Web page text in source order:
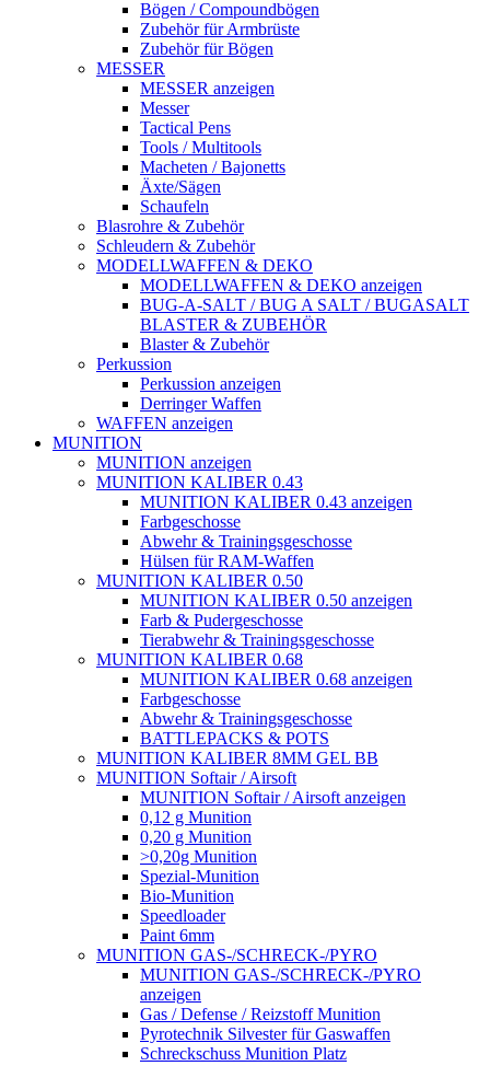
Bögen / Compoundbögen
Zubehör für Armbrüste
Zubehör für Bögen
MESSER
MESSER anzeigen
Messer
Tactical Pens
Tools / Multitools
Macheten / Bajonetts
Äxte/Sägen
Schaufeln
Blasrohre & Zubehör
Schleudern & Zubehör
MODELLWAFFEN & DEKO
MODELLWAFFEN & DEKO anzeigen
BUG-A-SALT / BUG A SALT / BUGASALT
BLASTER & ZUBEHÖR
Blaster & Zubehör
Perkussion
Perkussion anzeigen
Derringer Waffen
WAFFEN anzeigen
MUNITION
MUNITION anzeigen
MUNITION KALIBER 0.43
MUNITION KALIBER 0.43 anzeigen
Farbgeschosse
Abwehr & Trainingsgeschosse
Hülsen für RAM-Waffen
MUNITION KALIBER 0.50
MUNITION KALIBER 0.50 anzeigen
Farb & Pudergeschosse
Tierabwehr & Trainingsgeschosse
MUNITION KALIBER 0.68
MUNITION KALIBER 0.68 anzeigen
Farbgeschosse
Abwehr & Trainingsgeschosse
BATTLEPACKS & POTS
MUNITION KALIBER 8MM GEL BB
MUNITION Softair / Airsoft
MUNITION Softair / Airsoft anzeigen
0,12 g Munition
0,20 g Munition
>0,20g Munition
Spezial-Munition
Bio-Munition
Speedloader
Paint 6mm
MUNITION GAS-/SCHRECK-/PYRO
MUNITION GAS-/SCHRECK-/PYRO
anzeigen
Gas / Defense / Reizstoff Munition
Pyrotechnik Silvester für Gaswaffen
Schreckschuss Munition Platz